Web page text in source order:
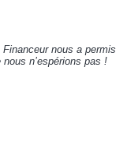
nous a permis
n’espérions pas !